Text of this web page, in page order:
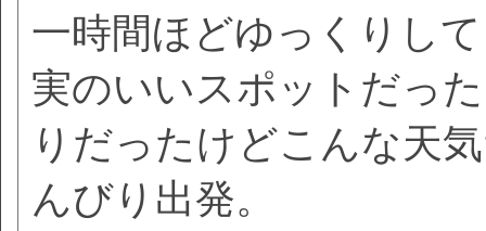
一時間ほどゆっくりし
実のいいスポットだっ
りだったけどこんな天
んびり出発。